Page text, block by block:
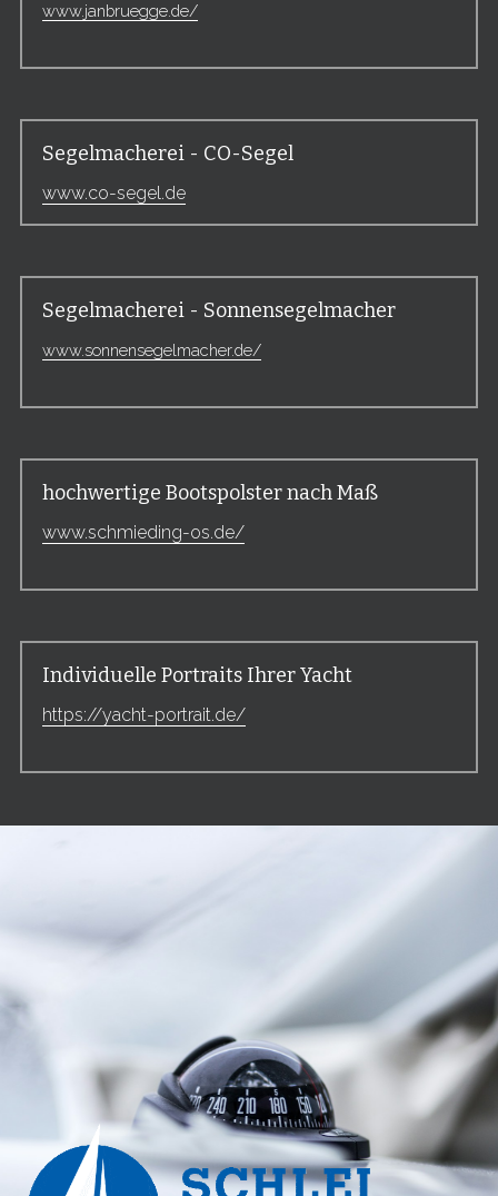
www.janbruegge.de/
Segelmacherei - CO-Segel
www.co-segel.de
Segelmacherei - Sonnensegelmacher
www.sonnensegelmacher.de/
hochwertige Bootspolster nach Maß
www.schmieding-os.de/
Individuelle Portraits Ihrer Yacht
https://yacht-portrait.de/